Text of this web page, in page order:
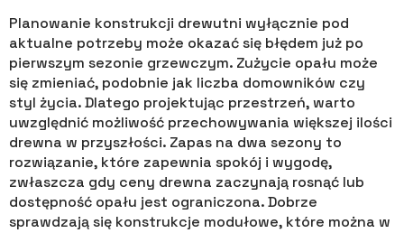
Planowanie konstrukcji drewutni wyłącznie pod
aktualne potrzeby może okazać się błędem już po
pierwszym sezonie grzewczym. Zużycie opału może
się zmieniać, podobnie jak liczba domowników czy
styl życia. Dlatego projektując przestrzeń, warto
uwzględnić możliwość przechowywania większej ilości
drewna w przyszłości. Zapas na dwa sezony to
rozwiązanie, które zapewnia spokój i wygodę,
zwłaszcza gdy ceny drewna zaczynają rosnąć lub
dostępność opału jest ograniczona. Dobrze
sprawdzają się konstrukcje modułowe, które można w